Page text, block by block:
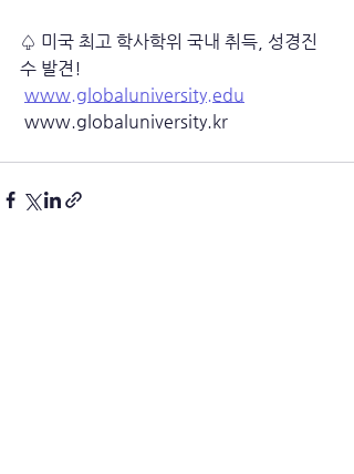
♤ 미국 최고 학사학위 국내 취득, 성경진
수 발견!
www.globaluniversity.edu
www.globaluniversity.kr